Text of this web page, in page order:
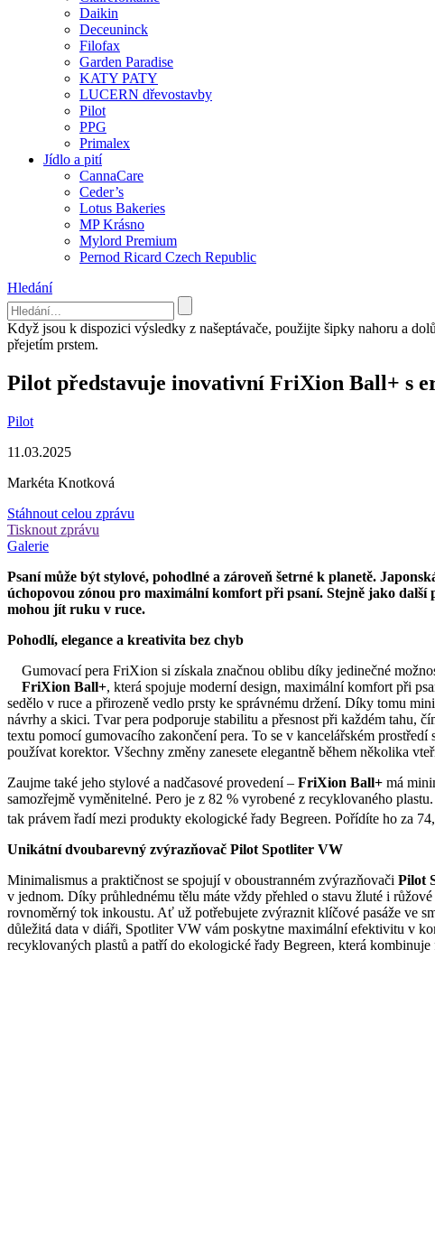
Daikin
Deceuninck
Filofax
Garden Paradise
KATY PATY
LUCERN dřevostavby
Pilot
PPG
Primalex
Jídlo a pití
CannaCare
Ceder’s
Lotus Bakeries
MP Krásno
Mylord Premium
Pernod Ricard Czech Republic
Hledání
Když jsou k dispozici výsledky z našeptávače, použijte šipky nahoru a
přejetím prstem.
Pilot představuje inovativní FriXion Ball+ s
Pilot
11.03.2025
Markéta Knotková
Stáhnout celou zprávu
Tisknout zprávu
Galerie
Psaní může být stylové, pohodlné a zároveň šetrné k planetě.
úchopovou zónou pro maximální komfort při psaní. Stejně jako
mohou jít ruku v ruce.
Pohodlí, elegance a kreativita bez chyb
Gumovací pera FriXion si získala značnou oblibu díky jedinečné
FriXion Ball+, která spojuje moderní design, maximální komfort při
sedělo v ruce a přirozeně vedlo prsty ke správnému držení. Díky tomu
návrhy a skici. Tvar pera podporuje stabilitu a přesnost při každém tahu,
textu pomocí gumovacího zakončení pera. To se v kancelářském
používat korektor. Všechny změny zanesete elegantně během několika
Zaujme také jeho stylové a nadčasové provedení – FriXion Ball+ má
samozřejmě vyměnitelné. Pero je z 82 % vyrobené z recyklovaného
tak právem řadí mezi produkty ekologické řady Begreen. Pořídíte ho za
Unikátní dvoubarevný zvýrazňovač Pilot Spotliter VW
Minimalismus a praktičnost se spojují v oboustranném zvýrazňovači Pilot
v jednom. Díky průhlednému tělu máte vždy přehled o stavu žluté i
rovnoměrný tok inkoustu. Ať už potřebujete zvýraznit klíčové pasáže ve
důležitá data v diáři, Spotliter VW vám poskytne maximální efektivitu v
recyklovaných plastů a patří do ekologické řady Begreen, která